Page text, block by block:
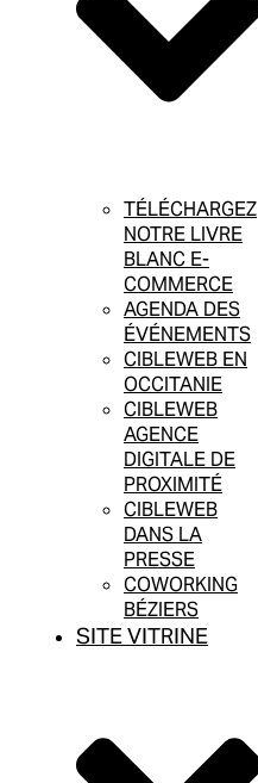
TÉLÉCHARGEZ
NOTRE LIVRE
BLANC E-
COMMERCE
AGENDA DES
ÉVÉNEMENTS
CIBLEWEB EN
OCCITANIE
CIBLEWEB
AGENCE
DIGITALE DE
PROXIMITÉ
CIBLEWEB
DANS LA
PRESSE
COWORKING
BÉZIERS
SITE VITRINE